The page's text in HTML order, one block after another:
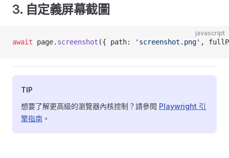
3. 自定義屏幕截圖
javascript
await page. screenshot ({ path: 'screenshot.png' ,
TIP
想要了解更高級的瀏覽器內核控制？請參閱 Playwright 引
擎指南 。